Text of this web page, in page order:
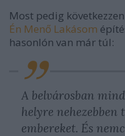
Most pedig
Én Menő Lakásom
hasonlón van már túl:
A belvárosban
helyre
embereket. És